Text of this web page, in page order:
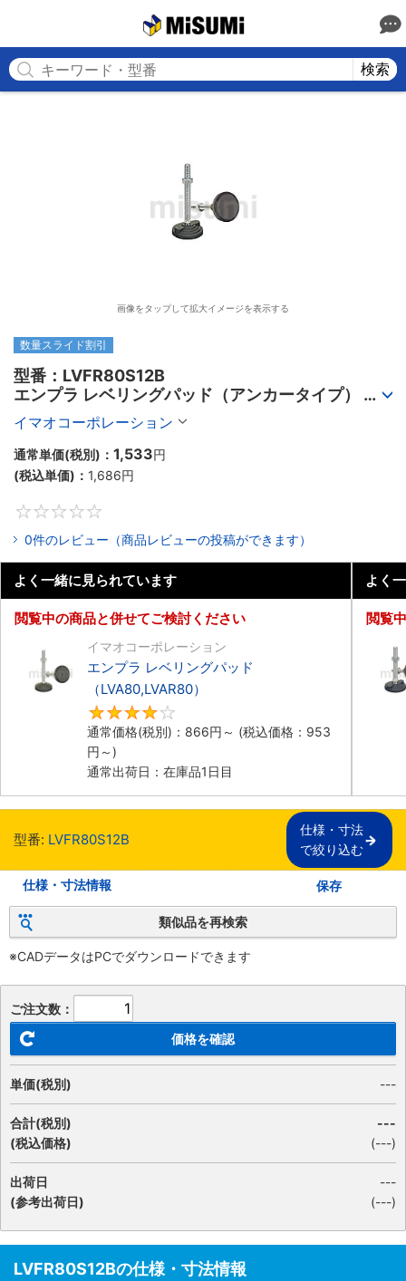
検索
画像をタップして拡大イメージを表示する
数量スライド割引
型番：LVFR80S12B
エンプラ レベリングパッド（アンカータイプ）
（LVF80,LVFR80）
イマオコーポレーション
通常単価(税別)： 1,533円
(税込単価)： 1,686円
0件のレビュー（商品レビューの投稿ができます）
よく一緒に見られています
閲覧中の商品と併せてご検討ください
イマオコーポレーション
エンプラ レベリングパッド
（LVA80,LVAR80）
通常価格(税別)： 866円 ～ (税込価格： 953
円 ～)
通常出荷日：在庫品1日目
よく
閲覧
型番: LVFR80S12B
仕様・寸法
で絞り込む
仕様・寸法情報 保存
類似品を再検索
※CADデータはPCでダウンロードできます
ご注文数：
価格を確認
単価(税別) ---
合計(税別)
(税込価格)
---
(---)
出荷日
(参考出荷日)
---
(---)
LVFR80S12Bの仕様・寸法情報